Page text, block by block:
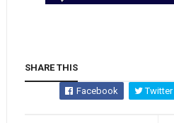
SHARE THIS
Facebook Twitter